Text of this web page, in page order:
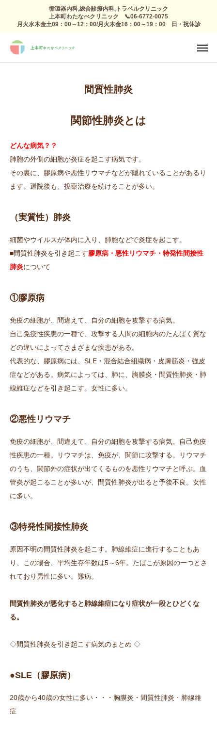
循環器内科,総合診療内科,トラベルクリニック
上本町わたなべクリニック 📞06-6772-0075
月火水木金土09：00～12：00/月火木金16：00～19：00 日・祝休診
間質性肺炎
関節性肺炎とは
どんな病気？？
肺胞の外側の細胞が炎症を起こす病気です。
その裏に、膠原病や悪性リウマチなどが隠れていることがあるり
ます。退院後も、投薬治療を続けることが多い。
（実質性）肺炎
細菌やウイルスが体内に入り、肺胞などで炎症を起こす。
■間質性肺炎を引き起こす膠原病・悪性リウマチ・特発性間接性
肺炎について
①膠原病
免疫の細胞が、間違えて、自分の細胞を攻撃する病気。
自己免疫性疾患の一種で、攻撃する人間の細胞内のたんぱく質な
どの違いによってさまざまな疾患がある。
代表的な、膠原病には、SLE・混合結合組織病・皮膚筋炎・強皮
症などがある。病気によっては、肺に、胸膜炎・間質性肺炎・肺
線維症などを引き起こす。女性に多い。
②悪性リウマチ
免疫の細胞が、間違えて、自分の細胞を攻撃する病気。自己免疫
性疾患の一種。リウマチは、免疫が、関節に攻撃する。リウマチ
のうち、関節外の症状が出てくるものを悪性リウマチと呼ぶ。血
管炎が起こることが多いが、間質性肺炎が出ると予後不良。女性
に多い。
③特発性間接性肺炎
原因不明の間質性肺炎を起こす。肺線維症に進行することもあ
り、この場合、平均生存年数は5～6年。たばこが原因の一つとさ
れており男性に多い。難病。
間質性肺炎が悪化すると肺線維症になり症状が一段とひどくな
る。
◇間質性肺炎を引き起こす病気のまとめ ◇
●SLE（膠原病）
20歳から40歳の女性に多い・・・胸膜炎・間質性肺炎・肺線維
症
アクセス  感染症外来
予防接種 トラベルクリニック
高血圧 生活習慣病
心療内科
整形外科 リハビリ
📞06-6772-0075